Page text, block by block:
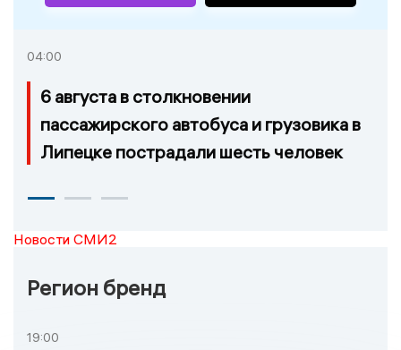
04:00
6 августа в столкновении
пассажирского автобуса и грузовика в
Липецке пострадали шесть человек
Новости СМИ2
Регион бренд
19:00